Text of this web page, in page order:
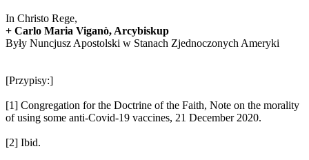
In Christo Rege,
+ Carlo Maria Viganò, Arcybiskup
Były Nuncjusz Apostolski w Stanach Zjednoczonych Ameryki
[Przypisy:]
[1] Congregation for the Doctrine of the Faith, Note on the morality
of using some anti-Covid-19 vaccines, 21 December 2020.
[2] Ibid.